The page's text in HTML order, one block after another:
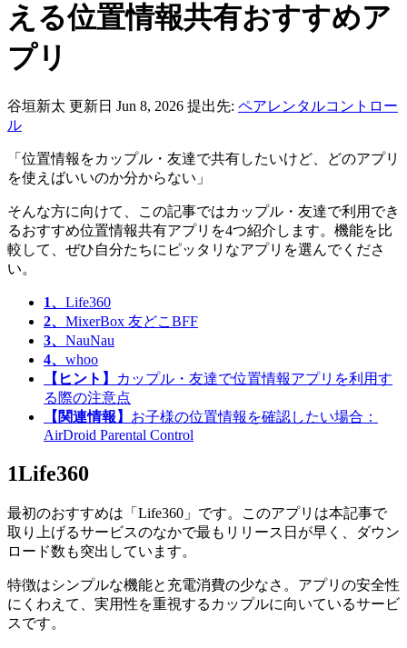
える位置情報共有おすすめア
プリ
谷垣新太 更新日 Jun 8, 2026 提出先: ペアレンタルコントロー
ル
「位置情報をカップル・友達で共有したいけど、どのアプリ
を使えばいいのか分からない」
そんな方に向けて、この記事ではカップル・友達で利用でき
るおすすめ位置情報共有アプリを4つ紹介します。機能を比
較して、ぜひ自分たちにピッタリなアプリを選んでくださ
い。
1、 Life360
2、 MixerBox 友どこBFF
3、 NauNau
4、 whoo
【ヒント】
カップル・友達で位置情報アプリを利用す
る際の注意点
【関連情報】 お子様の位置情報を確認したい場合：
AirDroid Parental Control
1Life360
最初のおすすめは「Life360」です。このアプリは本記事で
取り上げるサービスのなかで最もリリース日が早く、ダウン
ロード数も突出しています。
特徴はシンプルな機能と充電消費の少なさ。アプリの安全性
にくわえて、実用性を重視するカップルに向いているサービ
スです。